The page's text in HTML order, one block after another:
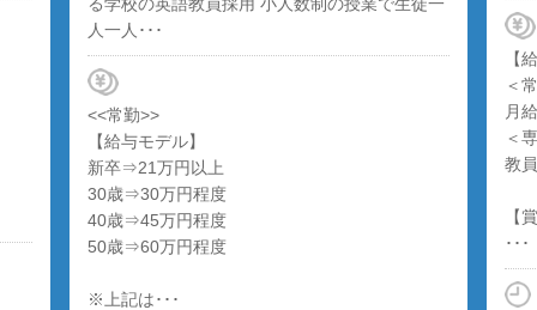
人一人･･･
<<常勤>>
【給与モデル】
新卒⇒21万円以上
30歳⇒30万円程度
40歳⇒45万円程度
50歳⇒60万円程度
※上記は･･･
【
＜
月
＜
教
【
･･･